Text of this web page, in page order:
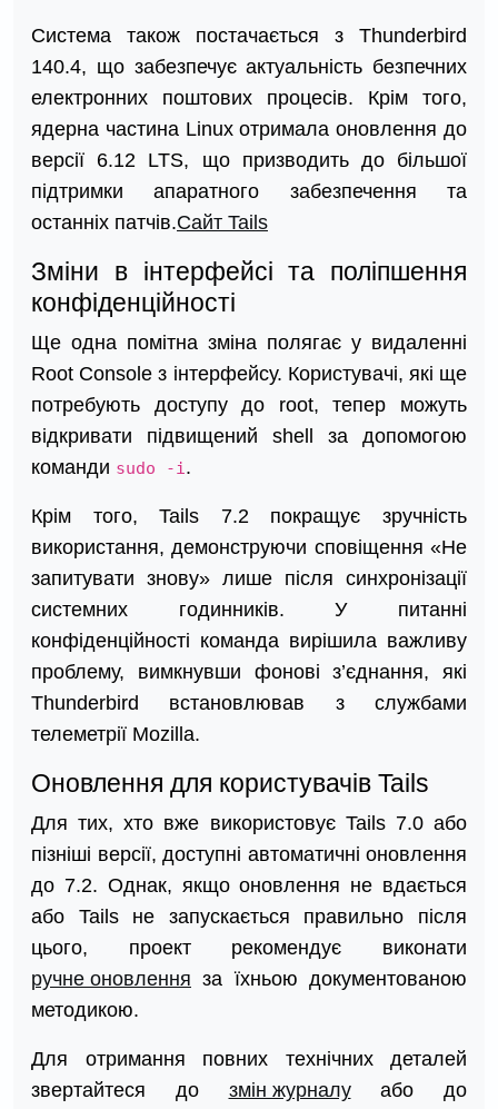
Система також постачається з Thunderbird
140.4, що забезпечує актуальність безпечних
електронних поштових процесів. Крім того,
ядерна частина Linux отримала оновлення до
версії 6.12 LTS, що призводить до більшої
підтримки апаратного забезпечення та
останніх патчів.Сайт Tails
Зміни в інтерфейсі та поліпшення
конфіденційності
Ще одна помітна зміна полягає у видаленні
Root Console з інтерфейсу. Користувачі, які ще
потребують доступу до root, тепер можуть
відкривати підвищений shell за допомогою
команди sudo -i.
Крім того, Tails 7.2 покращує зручність
використання, демонструючи сповіщення «Не
запитувати знову» лише після синхронізації
системних годинників. У питанні
конфіденційності команда вирішила важливу
проблему, вимкнувши фонові з’єднання, які
Thunderbird встановлював з службами
телеметрії Mozilla.
Оновлення для користувачів Tails
Для тих, хто вже використовує Tails 7.0 або
пізніші версії, доступні автоматичні оновлення
до 7.2. Однак, якщо оновлення не вдається
або Tails не запускається правильно після
цього, проект рекомендує виконати
ручне оновлення за їхньою документованою
методикою.
Для отримання повних технічних деталей
звертайтеся до змін журналуабо до